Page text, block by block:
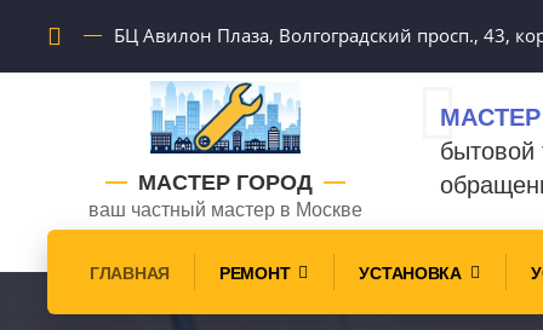
БЦ Авилон Плаза, Волгоградский просп., 43,
МАСТЕР ГОРОД
ваш частный мастер в Москве
бытовой
ГЛАВНАЯ РЕМОНТ УСТАНОВКА